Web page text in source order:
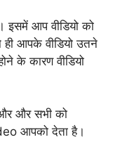
इसमें आप वीडियो को
आपके वीडियो उतने
के कारण वीडियो
और सभी को
आपको देता है।